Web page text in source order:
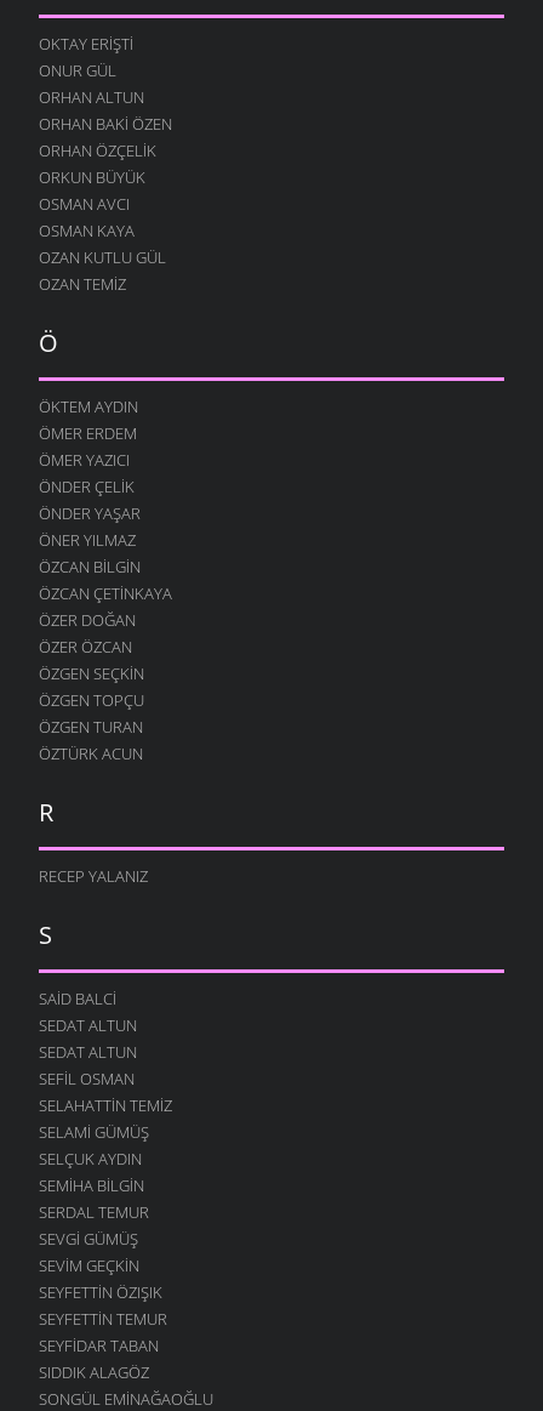
YENIDEN
10 AĞUSTOS 2004
DILFEZ
24 TEMMUZ 2004
OKTAY ERIŞTI
ONUR GÜL
ORHAN ALTUN
ORHAN BAKI ÖZEN
ORHAN ÖZÇELIK
ORKUN BÜYÜK
OSMAN AVCI
OSMAN KAYA
OZAN KUTLU GÜL
OZAN TEMIZ
Ö
ÖKTEM AYDIN
ÖMER ERDEM
ÖMER YAZICI
ÖNDER ÇELIK
ÖNDER YAŞAR
ÖNER YILMAZ
ÖZCAN BILGIN
ÖZCAN ÇETINKAYA
ÖZER DOĞAN
ÖZER ÖZCAN
ÖZGEN SEÇKIN
ÖZGEN TOPÇU
ÖZGEN TURAN
ÖZTÜRK ACUN
R
RECEP YALANIZ
S
SAID BALCI
SEDAT ALTUN
SEDAT ALTUN
SEFIL OSMAN
SELAHATTIN TEMIZ
SELAMI GÜMÜŞ
SELÇUK AYDIN
SEMIHA BILGIN
SERDAL TEMUR
SEVGI GÜMÜŞ
SEVIM GEÇKIN
SEYFETTIN ÖZIŞIK
SEYFETTIN TEMUR
SEYFIDAR TABAN
SIDDIK ALAGÖZ
SONGÜL EMINAĞAOĞLU